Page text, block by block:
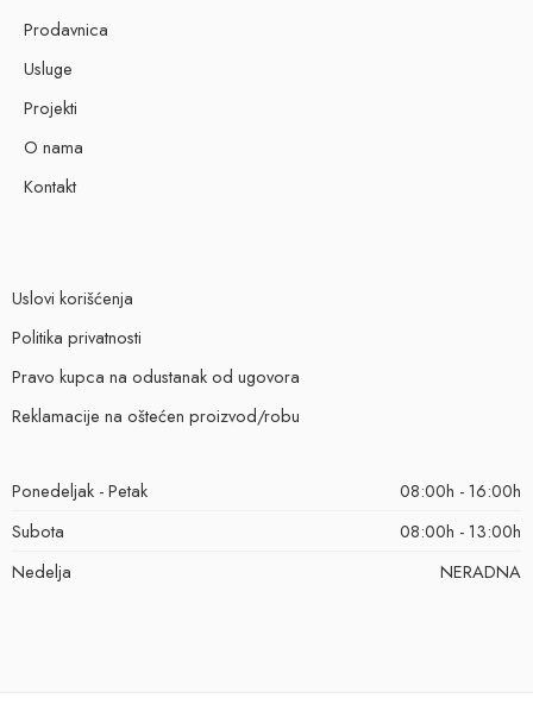
Prodavnica
Usluge
Projekti
O nama
Kontakt
Uslovi korišćenja
Politika privatnosti
Pravo kupca na odustanak od ugovora
Reklamacije na oštećen proizvod/robu
Ponedeljak - Petak
08:00h - 16:00h
Subota
08:00h - 13:00h
Nedelja
NERADNA